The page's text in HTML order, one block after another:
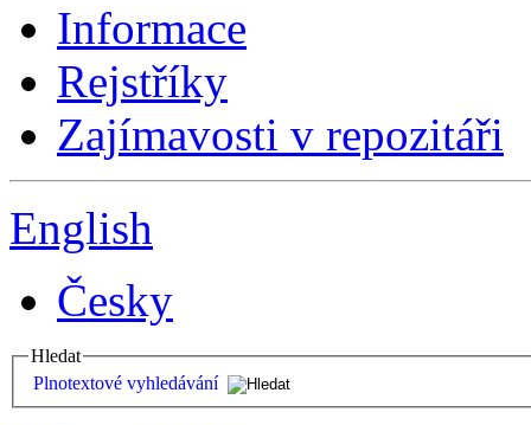
Informace
Rejstříky
Zajímavosti v repozitáři
English
Česky
Hledat
Plnotextové vyhledávání